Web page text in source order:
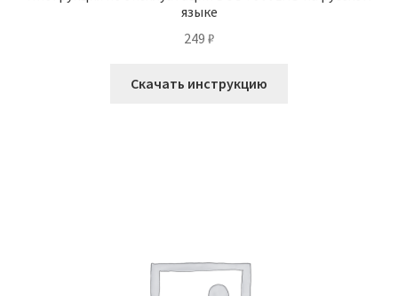
языке
249 ₽
Скачать инструкцию